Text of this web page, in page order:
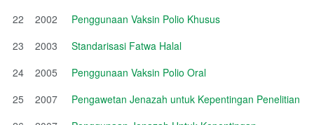
22
2002
Penggunaan Vaksin Polio Khusus
23
2003
Standarisasi Fatwa Halal
24
2005
Penggunaan Vaksin Polio Oral
25
2007
Pengawetan Jenazah untuk Kepentingan Penelitian